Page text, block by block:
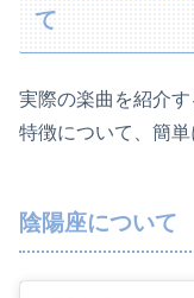
て
実際の楽曲を紹介
特徴について、簡単
陰陽座について